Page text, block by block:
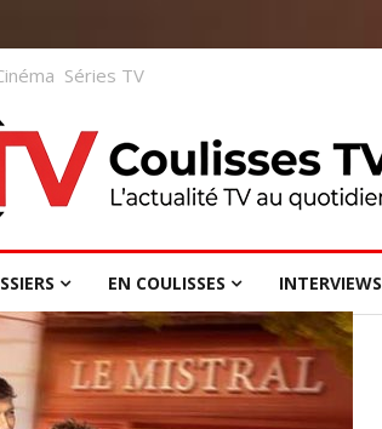
Séries TV
EN COULISSES INTERVIEWS